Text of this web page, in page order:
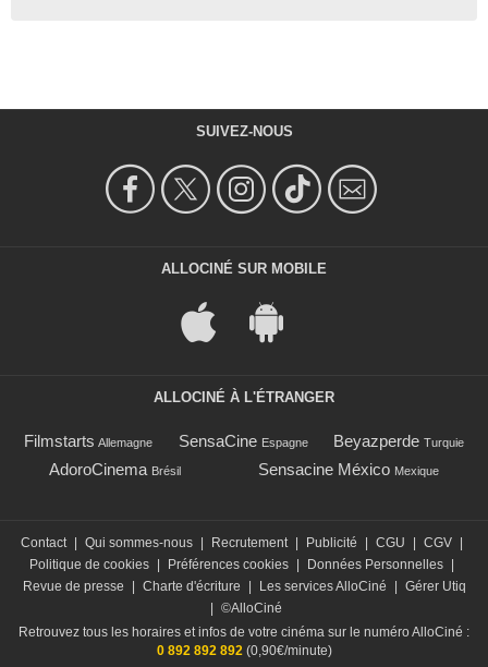
SUIVEZ-NOUS
ALLOCINÉ SUR MOBILE
ALLOCINÉ À L'ÉTRANGER
Filmstarts Allemagne SensaCine Espagne Beyazperde Turquie
AdoroCinema Brésil Sensacine México Mexique
Contact | Qui sommes-nous | Recrutement | Publicité | CGU | CGV |
Politique de cookies | Préférences cookies | Données Personnelles |
Revue de presse
| Charte d'écriture | Les services AlloCiné | Gérer Utiq
| ©AlloCiné
Retrouvez tous les horaires et infos de votre cinéma sur le numéro AlloCiné :
0 892 892 892 (0,90€/minute)